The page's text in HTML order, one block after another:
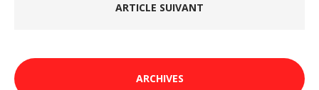
ARTICLE SUIVANT
ARCHIVES